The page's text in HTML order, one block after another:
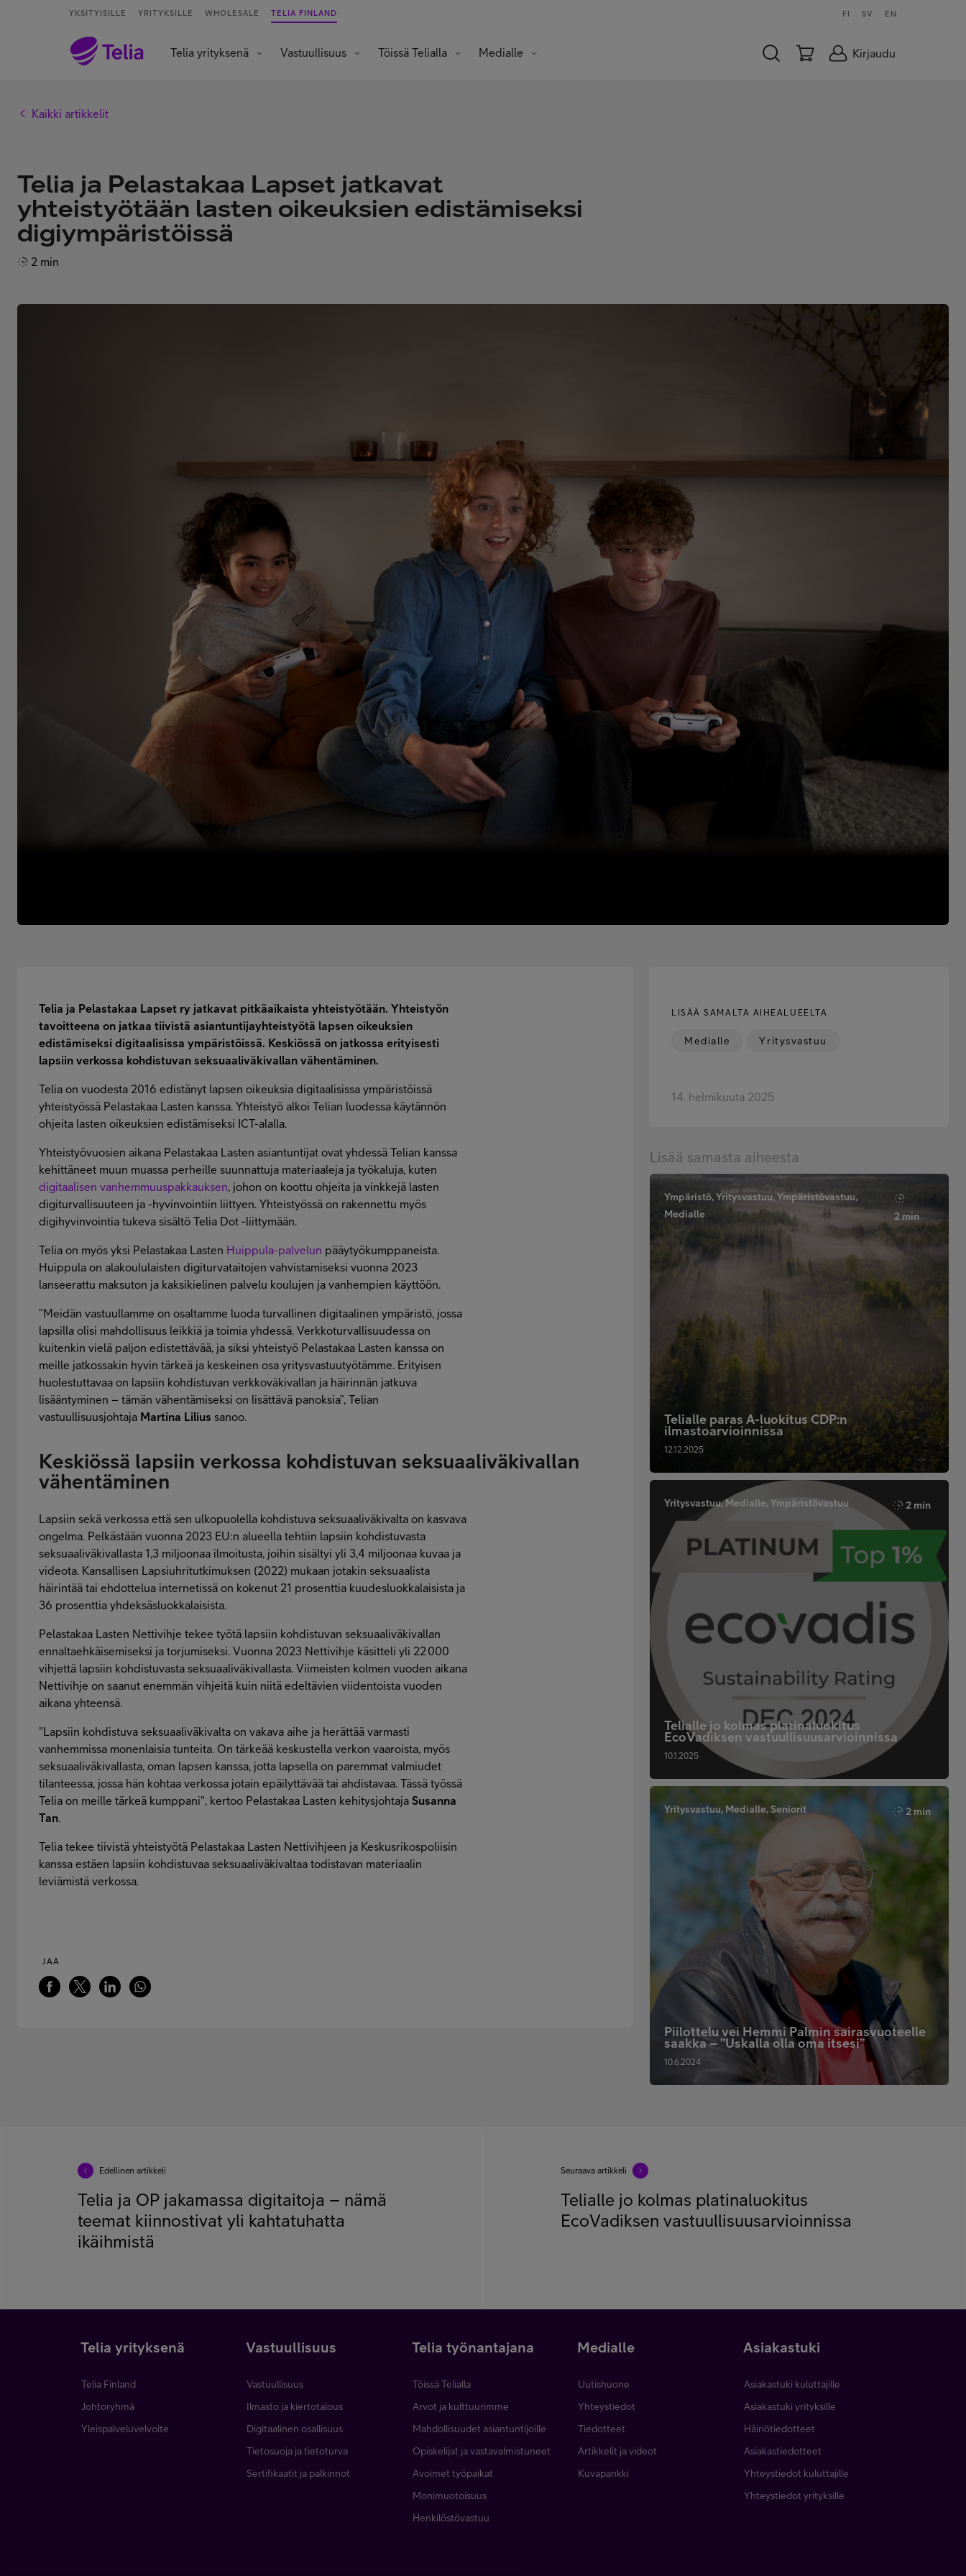
YKSITYISILLE YRITYKSILLE WHOLESALE TELIA FINLAND FI SV EN
Telia yrityksenä Vastuullisuus Töissä Telialla Medialle Kirjaudu
Kaikki artikkelit
Telia ja Pelastakaa Lapset jatkavat
yhteistyötään lasten oikeuksien edistämiseksi
digiympäristöissä
2 min
Telia ja Pelastakaa Lapset ry jatkavat pitkäaikaista yhteistyötään. Yhteistyön
tavoitteena on jatkaa tiivistä asiantuntijayhteistyötä lapsen oikeuksien
edistämiseksi digitaalisissa ympäristöissä. Keskiössä on jatkossa erityisesti
lapsiin verkossa kohdistuvan seksuaaliväkivallan vähentäminen.
Telia on vuodesta 2016 edistänyt lapsen oikeuksia digitaalisissa ympäristöissä
yhteistyössä Pelastakaa Lasten kanssa. Yhteistyö alkoi Telian luodessa käytännön
ohjeita lasten oikeuksien edistämiseksi ICT-alalla.
Yhteistyövuosien aikana Pelastakaa Lasten asiantuntijat ovat yhdessä Telian kanssa
kehittäneet muun muassa perheille suunnattuja materiaaleja ja työkaluja, kuten
digitaalisen vanhemmuuspakkauksen, johon on koottu ohjeita ja vinkkejä lasten
digiturvallisuuteen ja -hyvinvointiin liittyen. Yhteistyössä on rakennettu myös
digihyvinvointia tukeva sisältö Telia Dot -liittymään.
Telia on myös yksi Pelastakaa Lasten Huippula-palvelun pääytyökumppaneista.
Huippula on alakoululaisten digiturvataitojen vahvistamiseksi vuonna 2023
lanseerattu maksuton ja kaksikielinen palvelu koulujen ja vanhempien käyttöön.
”Meidän vastuullamme on osaltamme luoda turvallinen digitaalinen ympäristö, jossa
lapsilla olisi mahdollisuus leikkiä ja toimia yhdessä. Verkkoturvallisuudessa on
kuitenkin vielä paljon edistettävää, ja siksi yhteistyö Pelastakaa Lasten kanssa on
meille jatkossakin hyvin tärkeä ja keskeinen osa yritysvastuutyötämme. Erityisen
huolestuttavaa on lapsiin kohdistuvan verkkoväkivallan ja häirinnän jatkuva
lisääntyminen – tämän vähentämiseksi on lisättävä panoksia”, Telian
vastuullisuusjohtaja Martina Lilius sanoo.
Keskiössä lapsiin verkossa kohdistuvan seksuaaliväkivallan
vähentäminen
Lapsiin sekä verkossa että sen ulkopuolella kohdistuva seksuaaliväkivalta on kasvava
ongelma. Pelkästään vuonna 2023 EU:n alueella tehtiin lapsiin kohdistuvasta
seksuaaliväkivallasta 1,3 miljoonaa ilmoitusta, joihin sisältyi yli 3,4 miljoonaa kuvaa ja
videota. Kansallisen Lapsiuhritutkimuksen (2022) mukaan jotakin seksuaalista
häirintää tai ehdottelua internetissä on kokenut 21 prosenttia kuudesluokkalaisista ja
36 prosenttia yhdeksäsluokkalaisista.
Pelastakaa Lasten Nettivihje tekee työtä lapsiin kohdistuvan seksuaaliväkivallan
ennaltaehkäisemiseksi ja torjumiseksi. Vuonna 2023 Nettivihje käsitteli yli 22 000
vihjettä lapsiin kohdistuvasta seksuaaliväkivallasta. Viimeisten kolmen vuoden aikana
Nettivihje on saanut enemmän vihjeitä kuin niitä edeltävien viidentoista vuoden
aikana yhteensä.
"Lapsiin kohdistuva seksuaaliväkivalta on vakava aihe ja herättää varmasti
vanhemmissa monenlaisia tunteita. On tärkeää keskustella verkon vaaroista, myös
seksuaaliväkivallasta, oman lapsen kanssa, jotta lapsella on paremmat valmiudet
tilanteessa, jossa hän kohtaa verkossa jotain epäilyttävää tai ahdistavaa. Tässä työssä
Telia on meille tärkeä kumppani", kertoo Pelastakaa Lasten kehitysjohtaja Susanna
Tan.
Telia tekee tiivistä yhteistyötä Pelastakaa Lasten Nettivihjeen ja Keskusrikospoliisin
kanssa estäen lapsiin kohdistuvaa seksuaaliväkivaltaa todistavan materiaalin
leviämistä verkossa.
JAA
Lisää samasta aiheesta
Ympäristö, Yritysvastuu, Ympäristövastuu,
Medialle
2 min
Telialle paras A-luokitus CDP:n
ilmastoarvioinnissa
12.12.2025
Yritysvastuu, Medialle, Ympäristövastuu 2 min
Telialle jo kolmas platinaluokitus
EcoVadiksen vastuullisuusarvioinnissa
10.1.2025
Yritysvastuu, Medialle, Seniorit 2 min
Piilottelu vei Hemmi Palmin sairasvuoteelle
saakka – ”Uskalla olla oma itsesi”
10.6.2024
LISÄÄ SAMALTA AIHEALUEELTA
Medialle Yritysvastuu
14. helmikuuta 2025
Edellinen artikkeli
Telia ja OP jakamassa digitaitoja – nämä
teemat kiinnostivat yli kahtatuhatta
ikäihmistä
Seuraava artikkeli
Telialle jo kolmas platinaluokitus
EcoVadiksen vastuullisuusarvioinnissa
Telia yrityksenä
Telia Finland
Johtoryhmä
Yleispalveluvelvoite
Vastuullisuus
Vastuullisuus
Ilmasto ja kiertotalous
Digitaalinen osallisuus
Tietosuoja ja tietoturva
Sertifikaatit ja palkinnot
Telia työnantajana
Töissä Telialla
Arvot ja kulttuurimme
Mahdollisuudet asiantuntijoille
Opiskelijat ja vastavalmistuneet
Avoimet työpaikat
Monimuotoisuus
Henkilöstövastuu
Medialle
Uutishuone
Yhteystiedot
Tiedotteet
Artikkelit ja videot
Kuvapankki
Asiakastuki
Asiakastuki kuluttajille
Asiakastuki yrityksille
Häiriötiedotteet
Asiakastiedotteet
Yhteystiedot kuluttajille
Yhteystiedot yrityksille